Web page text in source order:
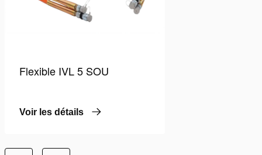
Flexible IVL 5 SOU
Voir les détails